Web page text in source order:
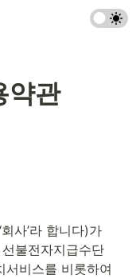
약관
사’라 합니다)가
불전자지급수단
서비스를 비롯하여